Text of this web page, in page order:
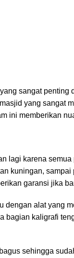
sangat
yang sangat
ini memberikan
lagi karena
kuningan,
garansi jika
dengan alat yang
bagian kaligrafi
sehingga